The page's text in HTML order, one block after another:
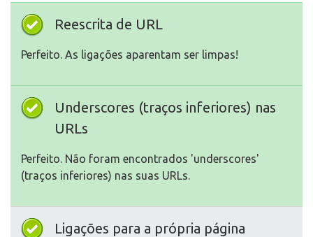
Reescrita de URL
Perfeito. As ligações aparentam ser limpas!
Underscores (traços inferiores) nas
URLs
Perfeito. Não foram encontrados 'underscores'
(traços inferiores) nas suas URLs.
Ligações para a própria página